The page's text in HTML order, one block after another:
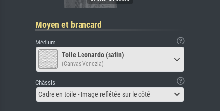
Moyen et brancard
Médium
Toile Leonardo (satin)
(Canvas Venezia)
Châssis
Cadre en toile - Image reflétée sur le côté